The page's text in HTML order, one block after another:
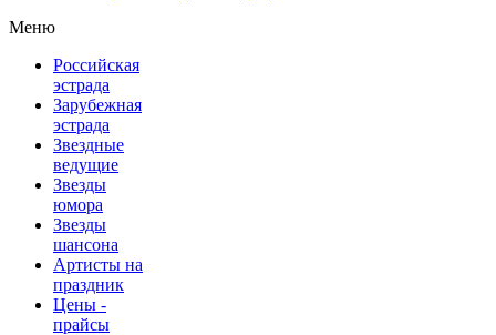
Меню
Российская
эстрада
Зарубежная
эстрада
Звездные
ведущие
Звезды
юмора
Звезды
шансона
Артисты на
праздник
Цены -
прайсы